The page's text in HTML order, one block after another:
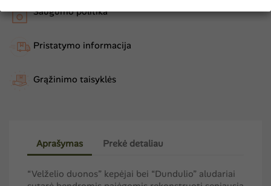
Saugumo politika
Pristatymo informacija
Grąžinimo taisyklės
Aprašymas Prekė detaliau
“Velželio duonos” kepėjai bei “Dundulio” aludariai